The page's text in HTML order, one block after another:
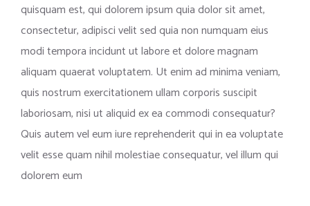
quisquam est, qui dolorem ipsum quia dolor sit amet,
consectetur, adipisci velit sed quia non numquam eius
modi tempora incidunt ut labore et dolore magnam
aliquam quaerat voluptatem. Ut enim ad minima veniam,
quis nostrum exercitationem ullam corporis suscipit
laboriosam, nisi ut aliquid ex ea commodi consequatur?
Quis autem vel eum iure reprehenderit qui in ea voluptate
velit esse quam nihil molestiae consequatur, vel illum qui
dolorem eum